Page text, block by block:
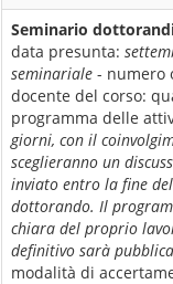
Seminario
data presunta:
seminariale - numero
docente del corso:
programma delle
giorni, con il
sceglieranno un
inviato entro la fine
dottorando. Il
chiara del proprio
definitivo sarà
modalità di